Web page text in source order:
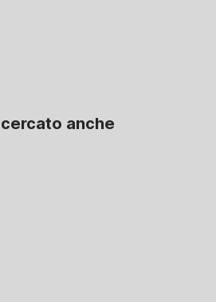
anche